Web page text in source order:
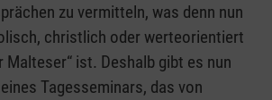
zu vermitteln, was denn nun
christlich oder werteorientiert
Malteser“ ist. Deshalb gibt es nun
Tagesseminars, das von